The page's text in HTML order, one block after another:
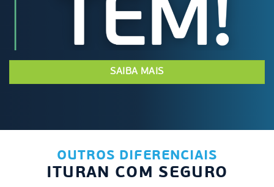
SAIBA MAIS
OUTROS DIFERENCIAIS
ITURAN COM SEGURO